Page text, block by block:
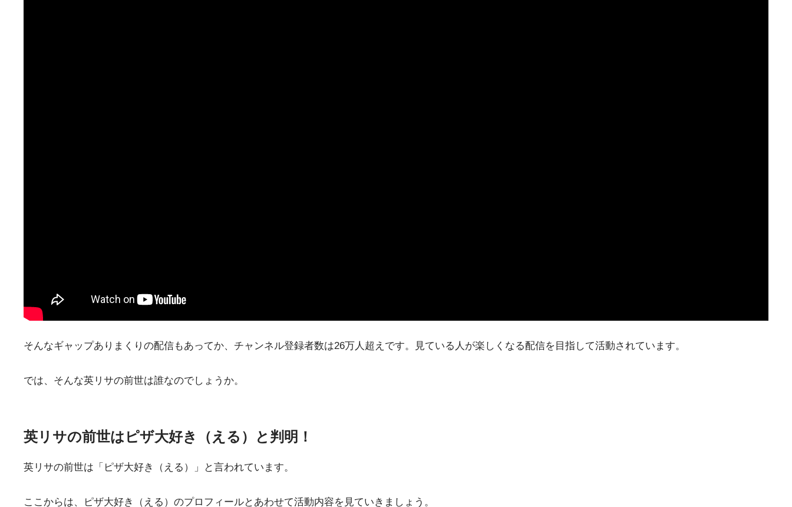
そんなギャップありまくりの配信もあってか、チャンネル登録者数は26万人超えです。見ている人が楽しくなる配信を目指して活動されています。
では、そんな英リサの前世は誰なのでしょうか。
英リサの前世はピザ大好き（える）と判明！
英リサの前世は「ピザ大好き（える）」と言われています。
ここからは、ピザ大好き（える）のプロフィールとあわせて活動内容を見ていきましょう。